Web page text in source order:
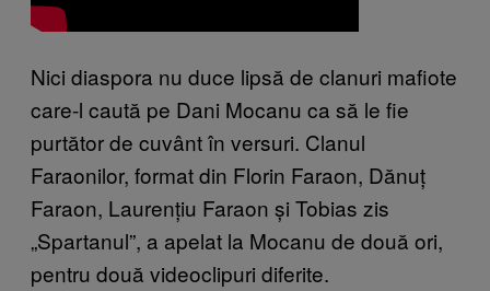
Nici diaspora nu duce lipsă de clanuri mafiote
care-l caută pe Dani Mocanu ca să le fie
purtător de cuvânt în versuri. Clanul
Faraonilor, format din Florin Faraon, Dănuț
Faraon, Laurențiu Faraon și Tobias zis
„Spartanul”, a apelat la Mocanu de două ori,
pentru două videoclipuri diferite.